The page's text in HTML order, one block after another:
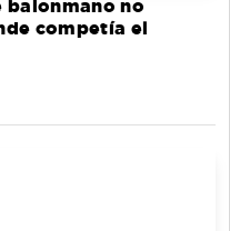
balonmano no
competía el